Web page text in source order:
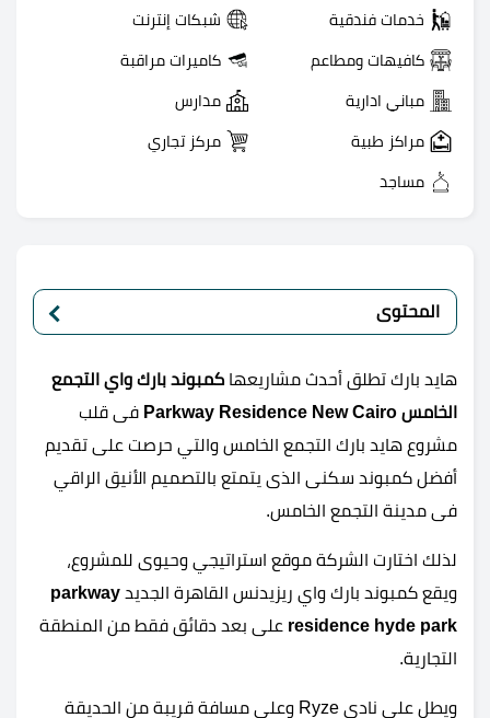
خدمات فندقية شبكات إنترنت
كافيهات ومطاعم كاميرات مراقبة
مباني ادارية مدارس
مراكز طبية مركز تجاري
مساجد
المحتوى
هايد بارك تطلق أحدث مشاريعها كمبوند بارك واي التجمع
الخامس Parkway Residence New Cairo
فى قلب
مشروع هايد بارك التجمع الخامس والتي حرصت على تقديم
أفضل كمبوند سكنى الذى يتمتع بالتصميم الأنيق الراقي
فى مدينة التجمع الخامس.
لذلك اختارت الشركة موقع استراتيجي وحيوى للمشروع،
ويقع كمبوند بارك واي ريزيدنس القاهرة الجديد parkway
residence hyde park على بعد دقائق فقط من المنطقة
التجارية.
ويطل على نادى Ryze وعلى مسافة قريبة من الحديقة